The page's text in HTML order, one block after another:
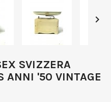

SVIZZERA
ANNI '50 VINTAGE